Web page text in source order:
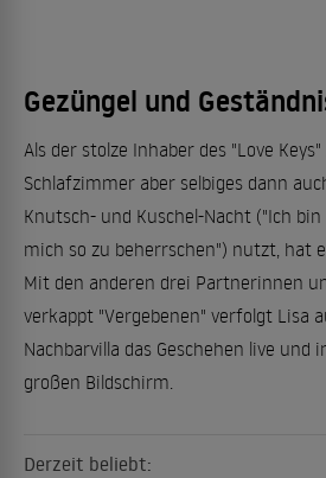
Gezüngel und
Als der stolze Inhaber des "Love
Schlafzimmer aber selbiges dann
Knutsch- und Kuschel-Nacht ("Ich
mich so zu beherrschen") nutzt, hat
Mit den anderen drei Partnerinnen
verkappt "Vergebenen" verfolgt Lisa
Nachbarvilla das Geschehen live und
großen Bildschirm.
Derzeit beliebt: